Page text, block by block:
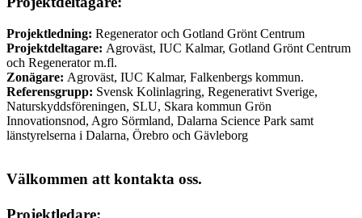
Projektledning: Regenerator och Gotland Grönt Centrum
Projektdeltagare: Agroväst, IUC Kalmar, Gotland Grönt Centrum
och Regenerator m.fl.
Zonägare: Agroväst, IUC Kalmar, Falkenbergs kommun.
Referensgrupp: Svensk Kolinlagring, Regenerativt Sverige,
Naturskyddsföreningen, SLU, Skara kommun Grön
Innovationsnod, Agro Sörmland, Dalarna Science Park samt
länstyrelserna i Dalarna, Örebro och Gävleborg
Välkommen att kontakta oss.